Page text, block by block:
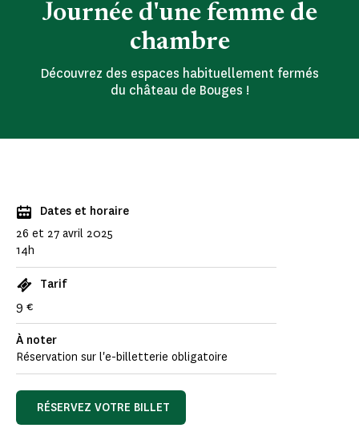
Journée d'une femme de
chambre
Découvrez des espaces habituellement fermés
du château de Bouges !
Dates et horaire
26 et 27 avril 2025
14h
Tarif
9 €
À noter
Réservation sur l'e-billetterie obligatoire
RÉSERVEZ VOTRE BILLET